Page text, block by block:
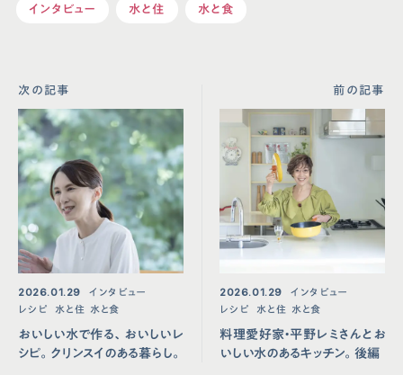
インタビュー 水と住 水と食
次の記事
2026.01.29
インタビュー
レシピ
水と住 水と食
おいしい水で作る、おいしいレ
シピ。クリンスイのある暮らし。
前の記事
2026.01.29
インタビュー
レシピ
水と住 水と食
料理愛好家・平野レミさんとお
いしい水のあるキッチン。後編